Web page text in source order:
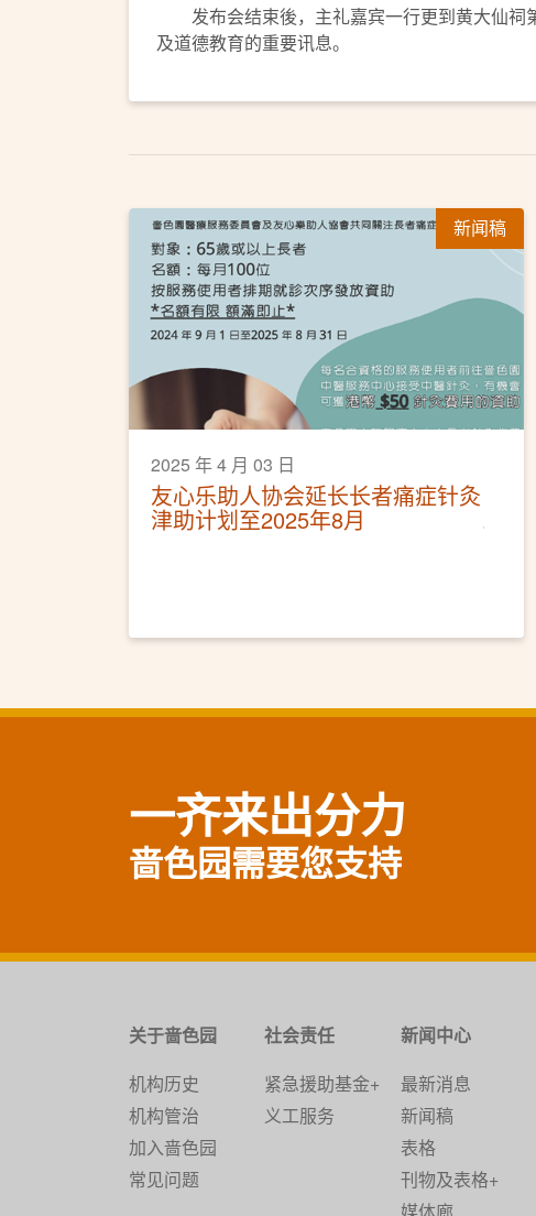
发布会结束後，主礼嘉宾一行更到黄大仙祠
及道德教育的重要讯息。
新闻稿
2025 年 4 月 03 日
友心乐助人协会延长长者痛症针灸
津助计划至2025年8月
一齐来出分力
啬色园需要您支持
关于啬色园
机构历史
机构管治
加入啬色园
常见问题
社会责任
紧急援助基金+
义工服务
新闻中心
最新消息
新闻稿
表格
刊物及表格+
媒体廊